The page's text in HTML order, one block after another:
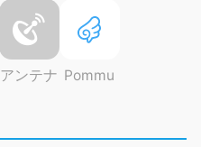
アンテナ Pommu